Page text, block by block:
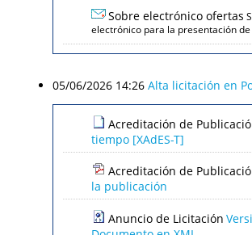
Sobre electrónico ofertas
electrónico para la presentación
05/06/2026 14:26 Alta licitación en
Acreditación de
tiempo [XAdES-T]
Acreditación de
la publicación
Anuncio de Licitación
Documento en XML